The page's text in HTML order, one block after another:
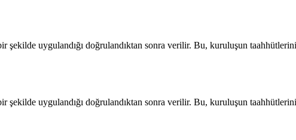
şekilde uygulandığı doğrulandıktan sonra verilir. Bu, kuruluşun
şekilde uygulandığı doğrulandıktan sonra verilir. Bu, kuruluşun